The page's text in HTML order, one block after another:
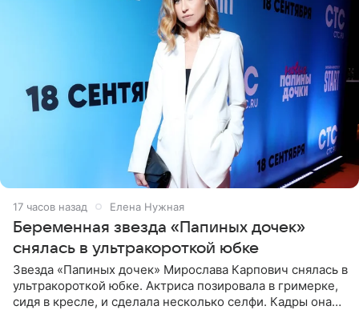
17 часов назад Елена Нужная
Беременная звезда «Папиных дочек»
снялась в ультракороткой юбке
Звезда «Папиных дочек» Мирослава Карпович снялась в
ультракороткой юбке. Актриса позировала в гримерке,
сидя в кресле, и сделала несколько селфи. Кадры она